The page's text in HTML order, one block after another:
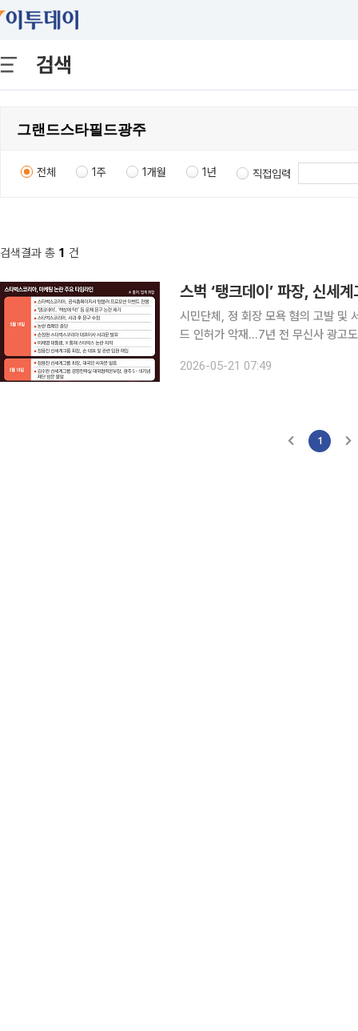
검색
전체 1주 1개월 1년 직접입력
검색결과 총 1 건
스벅 ‘탱크데이’ 파장, 신세
시민단체, 정 회장 모욕 혐의 고발 및
드 인허가 악재…7년 전 무신사 광고도 재조명 스타벅스코리아의 '5·18 탱크 데
이번 사태로 정용진 신세계그룹 회장
2026-05-21 07:49
1